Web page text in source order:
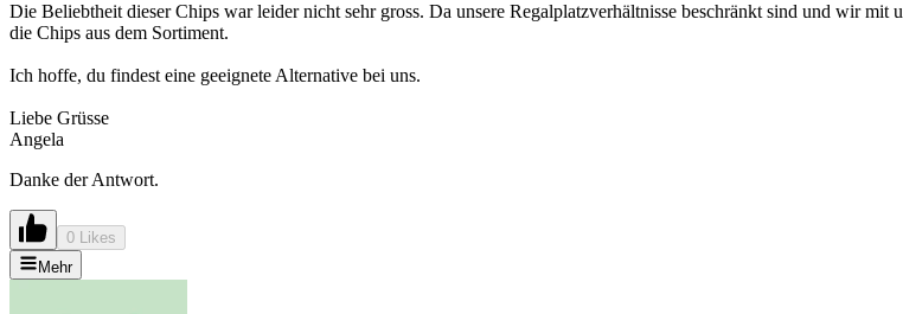
Die Beliebtheit dieser Chips war leider nicht sehr gross. Da unsere Regalplatzverhältnisse beschränkt sind und wir
die Chips aus dem Sortiment.
Ich hoffe, du findest eine geeignete Alternative bei uns.
Liebe Grüsse
Angela
Danke der Antwort.
0 Likes
Mehr